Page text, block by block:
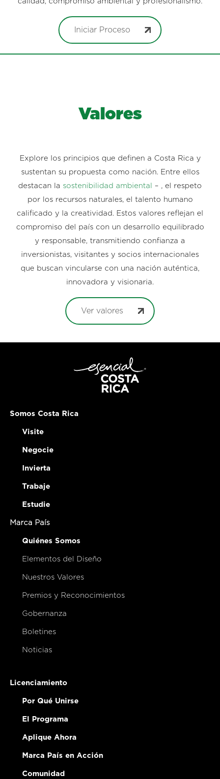
Iniciar Proceso
Valores
Explore los principios que definen a Costa Rica y
sustentan su propuesta como nación. Entre ellos
destacan la sostenibilidad ambiental
– , el respeto
por los recursos naturales, el talento humano
calificado y la creatividad. Estos valores reflejan el
compromiso del país con un desarrollo equilibrado
y responsable, transmitiendo confianza a
inversionistas, visitantes y socios internacionales
que buscan vincularse con una nación auténtica,
innovadora y visionaria.
Ver valores
Somos Costa Rica
Visite
Negocie
Invierta
Trabaje
Estudie
Marca País
Quiénes Somos
Elementos del Diseño
Nuestros Valores
Premios y Reconocimientos
Gobernanza
Boletines
Noticias
Licenciamiento
Por Qué Unirse
El Programa
Aplique Ahora
Marca País en Acción
Comunidad